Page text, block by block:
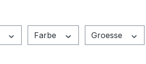
Farbe Groesse